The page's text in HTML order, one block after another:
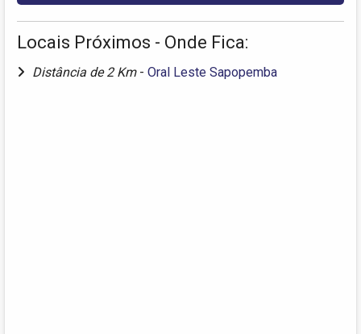
Locais Próximos - Onde Fica:
Distância de 2 Km - Oral Leste Sapopemba